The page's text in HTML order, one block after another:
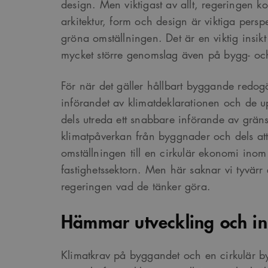
design. Men viktigast av allt, regeringen
arkitektur, form och design är viktiga
gröna omställningen. Det är en viktig
mycket större genomslag även på bygg-
För när det gäller hållbart byggande
införandet av klimatdeklarationen och de
dels utreda ett snabbare införande av
klimatpåverkan från byggnader och dels
omställningen till en cirkulär ekonomi
fastighetssektorn. Men här saknar vi
regeringen vad de tänker göra.
Hämmar utveckling och
Klimatkrav på byggandet och en cirkulär
Namn
LLC
_ga_YPLQ693FFW
Namn
__Secure-
_cs_id
_cs_c
Namn Provider/
_cfuvid
.vimeo.com
_cfuvid
__cf_bm Cloudflare Inc.
.vimeo.com
Google Privacy